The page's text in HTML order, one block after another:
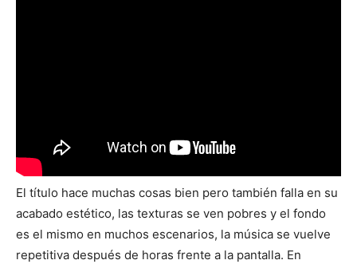
El título hace muchas cosas bien pero también falla en su
acabado estético, las texturas se ven pobres y el fondo
es el mismo en muchos escenarios, la música se vuelve
repetitiva después de horas frente a la pantalla. En